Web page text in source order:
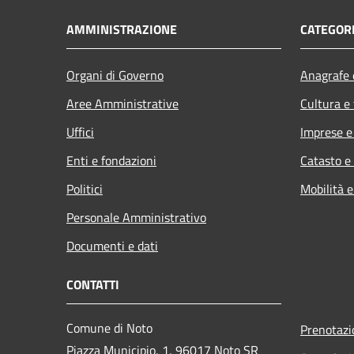
AMMINISTRAZIONE
Organi di Governo
Aree Amministrative
Uffici
Enti e fondazioni
Politici
Personale Amministrativo
Documenti e dati
Cultura
Imprese
Catasto
Mobilità
CONTATTI
Comune di Noto
Piazza Municipio, 1, 96017 Noto SR